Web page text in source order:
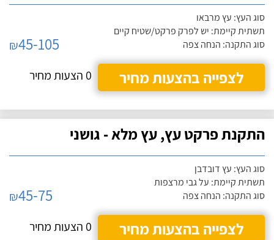
סוג העץ: עץ מרבאו
תשתית קיימת: יש לפרק פרקט/שטיח קיים
סוג התקנה: הנחה צפה
₪45-105
לצפייה בהצעות מחיר
0 הצעות מחיר
התקנת פרקט עץ, עץ מלא - גושני
סוג העץ: עץ דובדבן
תשתית קיימת: על גבי מרצפות
סוג התקנה: הנחה צפה
₪45-75
לצפייה בהצעות מחיר
0 הצעות מחיר